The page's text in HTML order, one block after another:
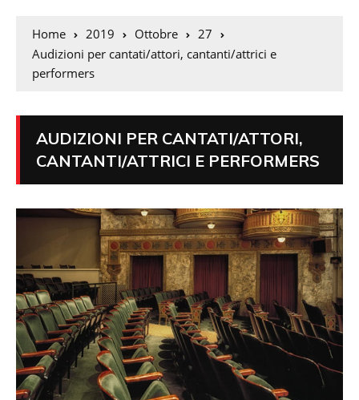
Home 2019 Ottobre
27
Audizioni per cantati/attori, cantanti/attrici e
performers
AUDIZIONI PER CANTATI/ATTORI,
CANTANTI/ATTRICI E PERFORMERS